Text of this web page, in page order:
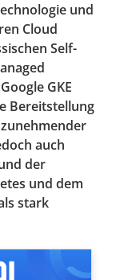
und
Cloud
Self-
GKE
Bereitstellung
auch
der
und dem
stark